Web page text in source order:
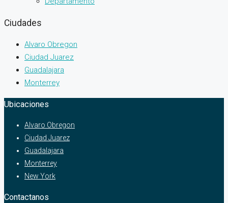
Ciudades
Alvaro Obregon
Ciudad Juarez
Guadalajara
Monterrey
Ubicaciones
Alvaro Obregon
Ciudad Juarez
Guadalajara
Monterrey
New York
Contactanos